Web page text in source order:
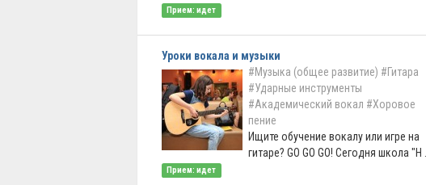
Прием: идет
Уроки вокала и музыки
#Музыка (общее развитие) #Гитара
#Ударные инструменты
#Академический вокал #Хоровое
пение
Ищите обучение вокалу или игре на
гитаре? GO GO GO! Сегодня школа "Н ...
Прием: идет